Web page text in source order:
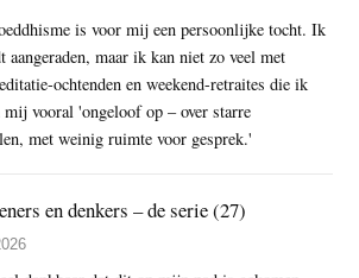
is voor mij een persoonlijke tocht. Ik
aangeraden, maar ik kan niet zo veel met
ochtenden en weekend-retraites die ik
mij vooral 'ongeloof op – over starre
met weinig ruimte voor gesprek.'
en denkers – de serie (27)